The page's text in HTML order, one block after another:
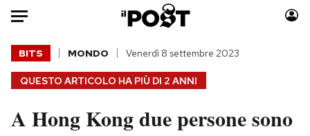
Auto
HOME
Italia
Moda
QUESTO ARTICOLO HA PIÙ DI 2 ANNI
BITS MONDO Venerdì 8 settembre 2023
A Hong Kong due persone sono